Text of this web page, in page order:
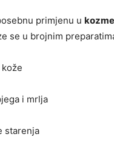
primjenu u
se u brojnim
i mrlja
starenja